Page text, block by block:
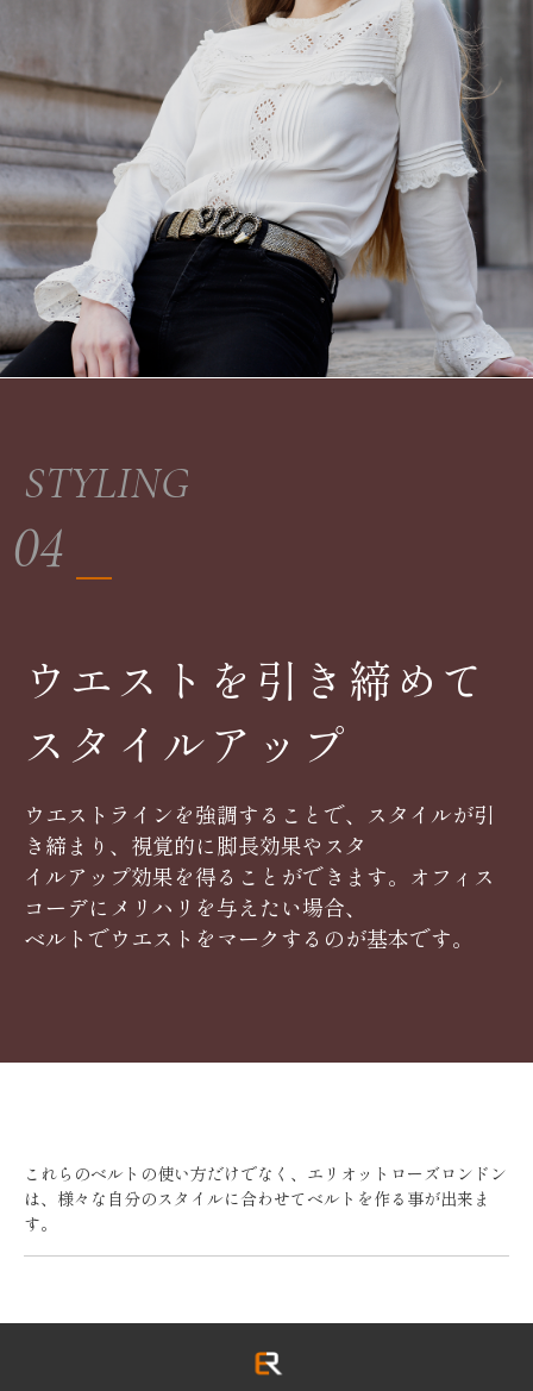
STYLING
04
ウエストを引き締めて
スタイルアップ
ウエストラインを強調することで、スタイルが引
き締まり、視覚的に脚長効果やスタ
イルアップ効果を得ることができます。オフィス
コーデにメリハリを与えたい場合、
ベルトでウエストをマークするのが基本です。
これらのベルトの使い方だけでなく、エリオットローズロンドン
は、様々な自分のスタイルに合わせてベルトを作る事が出来ま
す。